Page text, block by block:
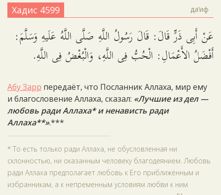
Хадис 4599 да‘иф
عَنْ أَبِى ذَرٍّ قَالَ: قَالَ رَسُولُ اللَّهِ صَلَّى اللَّهُ عَلَيهِ وَسَلَّمَ:
أَفْضَلُ الأَعْمَالِ: الْحُبُّ فِى اللَّهِ، وَالْبُغْضُ فِى اللَّهِ.
Абу Зарр передаёт, что Посланник Аллаха, мир ему
и благословение Аллаха, сказал: «Лучшие из дел —
любовь ради Аллаха* и ненависть ради
Аллаха**».***
* То есть только ради Аллаха, не обусловленная ни
склонностью, ни оказанным человеку благодеянием. Любовь
ради Аллаха предполагает любовь к Его приближённым и
избранникам, а к непременным условиям любви к ним